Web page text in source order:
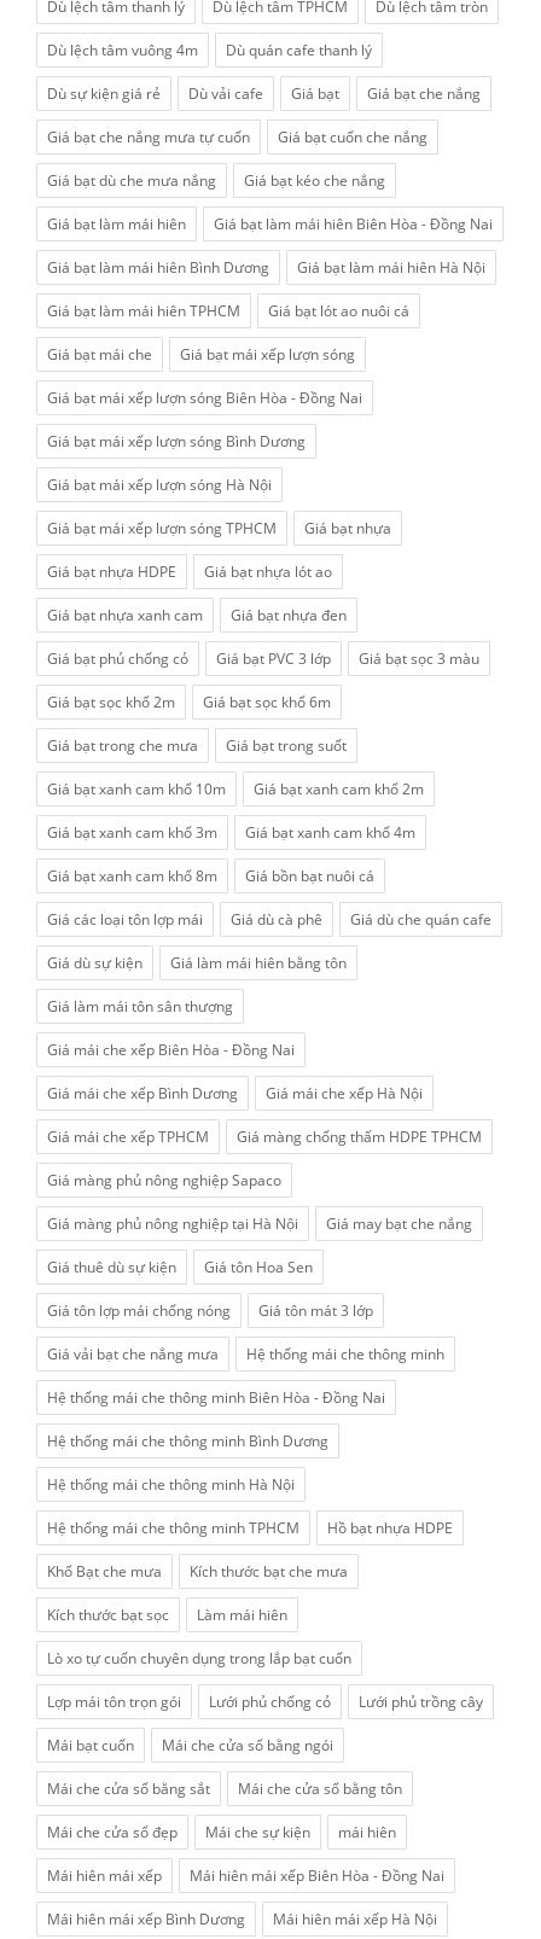
Dù lệch tâm thanh lý Dù lệch tâm TPHCM Dù lệch tâm tròn
Dù lệch tâm vuông 4m Dù quán cafe thanh lý
Dù sự kiện giá rẻ Dù vải cafe Giá bạt Giá bạt che nắng
Giá bạt che nắng mưa tự cuốn Giá bạt cuốn che nắng
Giá bạt dù che mưa nắng Giá bạt kéo che nắng
Giá bạt làm mái hiên Giá bạt làm mái hiên Biên Hòa - Đồng Nai
Giá bạt làm mái hiên Bình Dương Giá bạt làm mái hiên Hà Nội
Giá bạt làm mái hiên TPHCM Giá bạt lót ao nuôi cá
Giá bạt mái che Giá bạt mái xếp lượn sóng
Giá bạt mái xếp lượn sóng Biên Hòa - Đồng Nai
Giá bạt mái xếp lượn sóng Bình Dương
Giá bạt mái xếp lượn sóng Hà Nội
Giá bạt mái xếp lượn sóng TPHCM Giá bạt nhựa
Giá bạt nhựa HDPE Giá bạt nhựa lót ao
Giá bạt nhựa xanh cam Giá bạt nhựa đen
Giá bạt phủ chống cỏ Giá bạt PVC 3 lớp Giá bạt sọc 3 màu
Giá bạt sọc khổ 2m Giá bạt sọc khổ 6m
Giá bạt trong che mưa Giá bạt trong suốt
Giá bạt xanh cam khổ 10m Giá bạt xanh cam khổ 2m
Giá bạt xanh cam khổ 3m Giá bạt xanh cam khổ 4m
Giá bạt xanh cam khổ 8m Giá bồn bạt nuôi cá
Giá các loại tôn lợp mái Giá dù cà phê Giá dù che quán cafe
Giá dù sự kiện Giá làm mái hiên bằng tôn
Giá làm mái tôn sân thượng
Giá mái che xếp Biên Hòa - Đồng Nai
Giá mái che xếp Bình Dương Giá mái che xếp Hà Nội
Giá mái che xếp TPHCM Giá màng chống thấm HDPE TPHCM
Giá màng phủ nông nghiệp Sapaco
Giá màng phủ nông nghiệp tại Hà Nội Giá may bạt che nắng
Giá thuê dù sự kiện Giá tôn Hoa Sen
Giá tôn lợp mái chống nóng Giá tôn mát 3 lớp
Giá vải bạt che nắng mưa Hệ thống mái che thông minh
Hệ thống mái che thông minh Biên Hòa - Đồng Nai
Hệ thống mái che thông minh Bình Dương
Hệ thống mái che thông minh Hà Nội
Hệ thống mái che thông minh TPHCM Hồ bạt nhựa HDPE
Khổ Bạt che mưa Kích thước bạt che mưa
Kích thước bạt sọc Làm mái hiên
Lò xo tự cuốn chuyên dụng trong lắp bạt cuốn
Lợp mái tôn trọn gói Lưới phủ chống cỏ Lưới phủ trồng cây
Mái bạt cuốn Mái che cửa sổ bằng ngói
Mái che cửa sổ bằng sắt Mái che cửa sổ bằng tôn
Mái che cửa sổ đẹp Mái che sự kiện mái hiên
Mái hiên mái xếp Mái hiên mái xếp Biên Hòa - Đồng Nai
Mái hiên mái xếp Bình Dương Mái hiên mái xếp Hà Nội